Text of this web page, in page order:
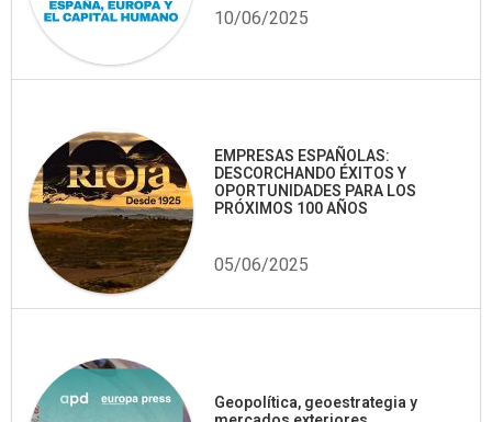
10/06/2025
EMPRESAS ESPAÑOLAS:
DESCORCHANDO ÉXITOS Y
OPORTUNIDADES PARA LOS
PRÓXIMOS 100 AÑOS
05/06/2025
Geopolítica, geoestrategia y